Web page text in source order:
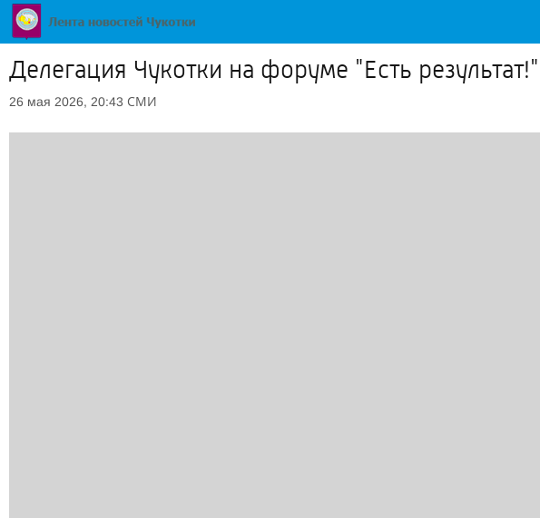
Делегация Чукотки на форуме "Есть
26 мая 2026, 20:43 СМИ